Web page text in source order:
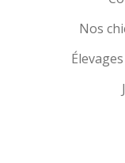
Nos